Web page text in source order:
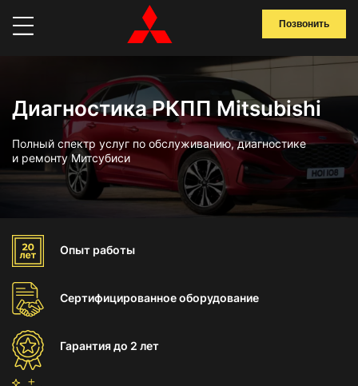
Позвонить
Диагностика РКПП Mitsubishi
Полный спектр услуг по обслуживанию, диагностике
и ремонту Митсубиси
Опыт работы
Сертифицированноеоборудование
Гарантиядо 2 лет